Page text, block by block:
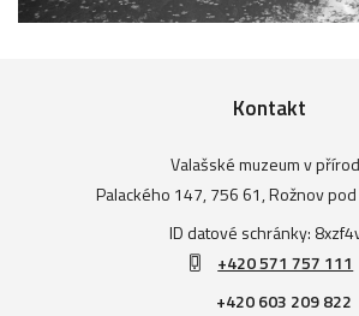
Kontakt
Valašské muzeum v
Palackého 147, 756 61, Rožnov
ID datové schránky:
+420 571 757 111
+420 603 209 822